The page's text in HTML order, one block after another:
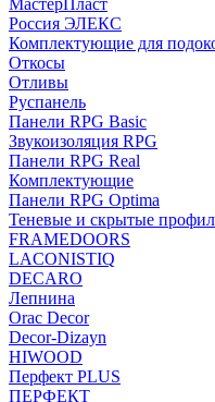
МастерПласт
Россия ЭЛЕКС
Комплектующие для
Откосы
Отливы
Руспанель
Панели RPG Basic
Звукоизоляция RPG
Панели RPG Real
Комплектующие
Панели RPG Optima
Теневые и скрытые
FRAMEDOORS
LACONISTIQ
DECARO
Лепнина
Orac Decor
Decor-Dizayn
HIWOOD
Перфект PLUS
ПЕРФЕКТ